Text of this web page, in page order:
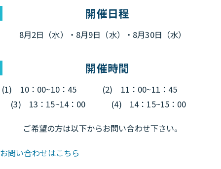
開催日程
8月2日（水）・8月9日（水）・8月30日（水）
開催時間
(1) 10：00~10：45 (2) 11：00~11：45
(3) 13：15~14：00 (4) 14：15~15：00
ご希望の方は以下からお問い合わせ下さい。
お問い合わせはこちら